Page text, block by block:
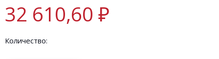
32 610,60 ₽
Количество: